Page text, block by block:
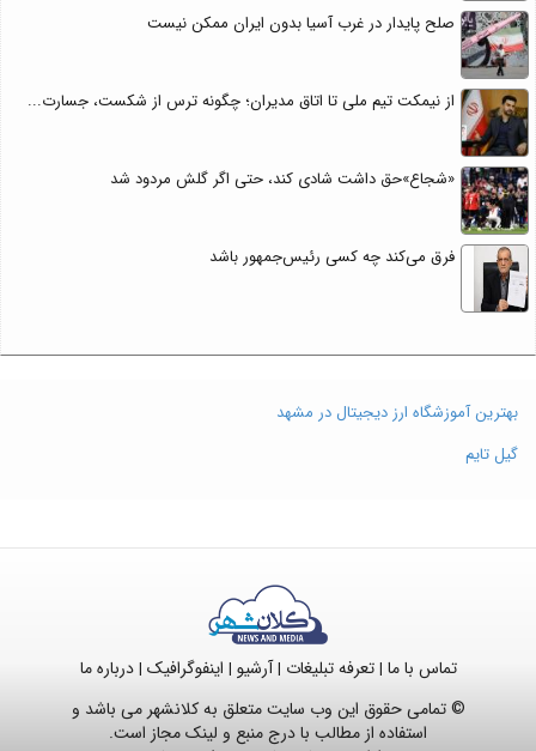
صلح پایدار در غرب آسیا بدون ایران ممکن نیست
از نیمکت تیم ملی تا اتاق مدیران؛ چگونه ترس از شکست، جسارت...
«شجاع»حق داشت شادی کند، حتی اگر گلش مردود شد
فرق می‌کند چه کسی رئیس‌جمهور باشد
بهترین آموزشگاه ارز دیجیتال در مشهد
گیل تایم
تماس با ما |تعرفه تبلیغات |آرشیو | اینفوگرافیک |درباره ما
© تمامی حقوق این وب سایت متعلق به کلانشهر می باشد و
استفاده از مطالب با درج منبع و لینک مجاز است.